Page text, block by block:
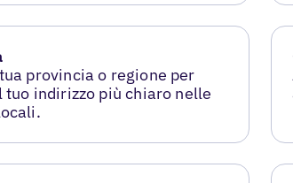
provincia o regione per
tuo indirizzo più chiaro nelle